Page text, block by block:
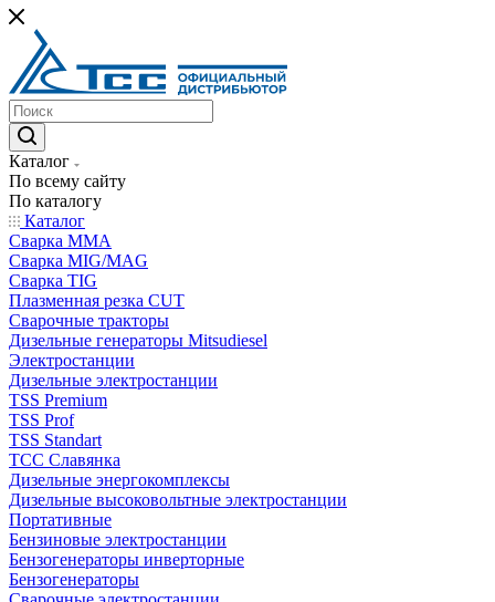
Каталог
По всему сайту
По каталогу
Каталог
Сварка MMA
Сварка MIG/MAG
Сварка TIG
Плазменная резка CUT
Сварочные тракторы
Дизельные генераторы Mitsudiesel
Электростанции
Дизельные электростанции
TSS Premium
TSS Prof
TSS Standart
ТСС Славянка
Дизельные энергокомплексы
Дизельные высоковольтные электростанции
Портативные
Бензиновые электростанции
Бензогенераторы инверторные
Бензогенераторы